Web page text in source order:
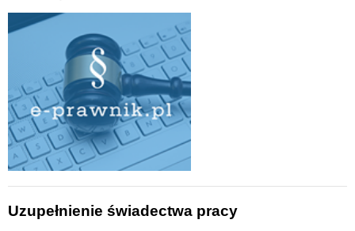
Uzupełnienie świadectwa pracy